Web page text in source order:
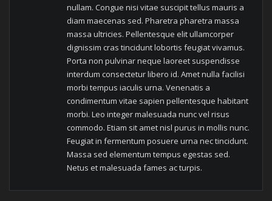
nullam. Congue nisi vitae suscipit tellus mauris a
diam maecenas sed. Pharetra pharetra massa
massa ultricies. Pellentesque elit ullamcorper
dignissim cras tincidunt lobortis feugiat vivamus.
Porta non pulvinar neque laoreet suspendisse
interdum consectetur libero id. Amet nulla facilisi
morbi tempus iaculis urna. Venenatis a
condimentum vitae sapien pellentesque habitant
morbi. Leo integer malesuada nunc vel risus
commodo. Etiam sit amet nisl purus in mollis nunc.
Feugiat in fermentum posuere urna nec tincidunt.
Massa sed elementum tempus egestas sed.
Netus et malesuada fames ac turpis.